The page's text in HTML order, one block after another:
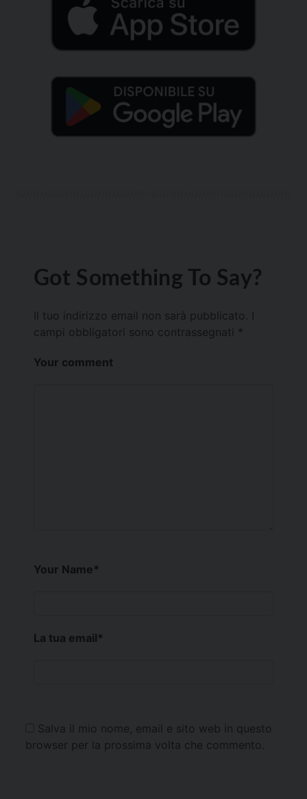
Got Something To Say?
Il tuo indirizzo email non sarà pubblicato.
campi obbligatori sono contrassegnati *
Your comment
Your Name*
La tua email*
Salva il mio nome, email e sito web in questo
browser per la prossima volta che commento.